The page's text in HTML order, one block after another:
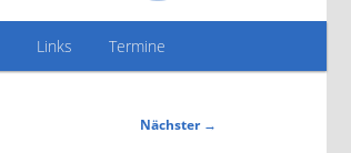
Links Termine
Nächster →